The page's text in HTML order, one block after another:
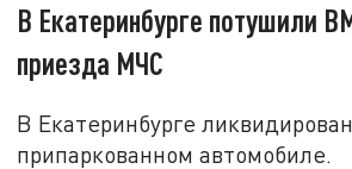
В Екатеринбурге потушили
приезда МЧС
В Екатеринбурге
припаркованном автомобиле.